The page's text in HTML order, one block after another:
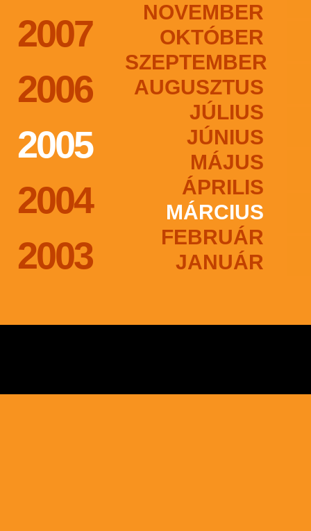
2007
2006
2005
2004
2003
NOVEMBER
OKTÓBER
SZEPTEMBER
AUGUSZTUS
JÚLIUS
JÚNIUS
MÁJUS
ÁPRILIS
MÁRCIUS
FEBRUÁR
JANUÁR